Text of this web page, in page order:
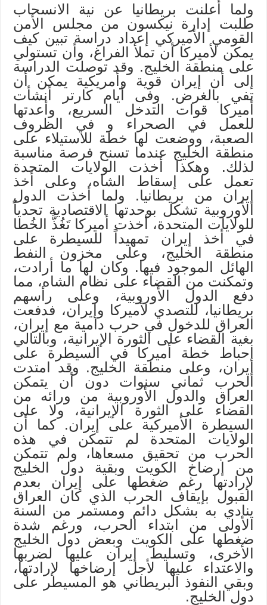
ولما أعلنت بريطانيا عن نية الانسحاب
طلبت إدارة نيكسون من مجلس الأمن
القومي الأميركي إعداد دراسة تبين كيف
يمكن لأميركا أن تملأ الفراغ، وأن تستولي
على منطقة الخليج. وقد توصلت الدراسة
إلى أن إيران قوية وأمريكية يمكن أن
تفي بالغرض. وفى أيام كارتر أنشأت
أميركا قوات التدخل السريع، وأعدتها
للعمل في الصحراء و في الظروف
الصعبة، ووضعت لها خطة للاستيلاء على
منطقة الخليج عندما تسنح فرصة مناسبة
لذلك. وهكذا أخذت الولايات المتحدة
تعمل على إسقاط الشاه، وعلى أخذ
إيران من بريطانيا. ولما أخذت الدول
الأوروبية تشكل بوحدتها الاقتصادية تحدياً
للولايات المتحدة، أخذت أميركا تَغُذُّ الخُطا
في أخذ إيران تمهيداً للسيطرة على
منطقة الخليج، وعلى مخزون النفط
الهائل الموجود فيها. وكان لها ما أرادت،
وتمكنت من القضاء على نظام الشاه، مما
دفع الدول الأوروبية، وعلى رأسهم
بريطانيا، للتصدي لأميركا وإيران، فدفعت
العراق للدخول في حرب دامية مع إيران،
بغية القضاء على الثورة الإيرانية، وبالتالي
إحباط خطة أميركا في السيطرة على
إيران، وعلى منطقة الخليج. وقد امتدت
الحرب ثماني سنوات دون أن يتمكن
العراق والدول الأوروبية من ورائه من
القضاء على الثورة الإيرانية، ولا على
السيطرة الأميركية على إيران. كما أن
الولايات المتحدة لم تتمكن في هذه
الحرب من تحقيق مسعاها، ولم تتمكن
من إرضاخ الكويت وبقية دول الخليج
لإرادتها رغم ضغطها على إيران بعدم
القبول بإيقاف الحرب الذي كان العراق
ينادي به بشكل دائم ومستمر من السنة
الأولى من ابتداء الحرب، ورغم شدة
ضغطها على الكويت وبعض دول الخليج
الأخرى، وتسليط إيران عليها لضربها
والاعتداء عليها لأجل إرضاخها لإرادتها،
وبقي النفوذ البريطاني هو المسيطر على
دول الخليج.